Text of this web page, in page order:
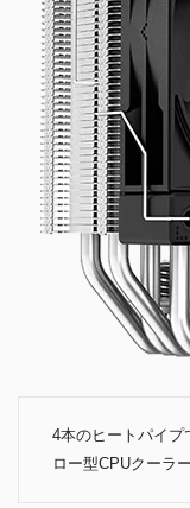
4本のヒートパイプ
ロー型CPUクーラー